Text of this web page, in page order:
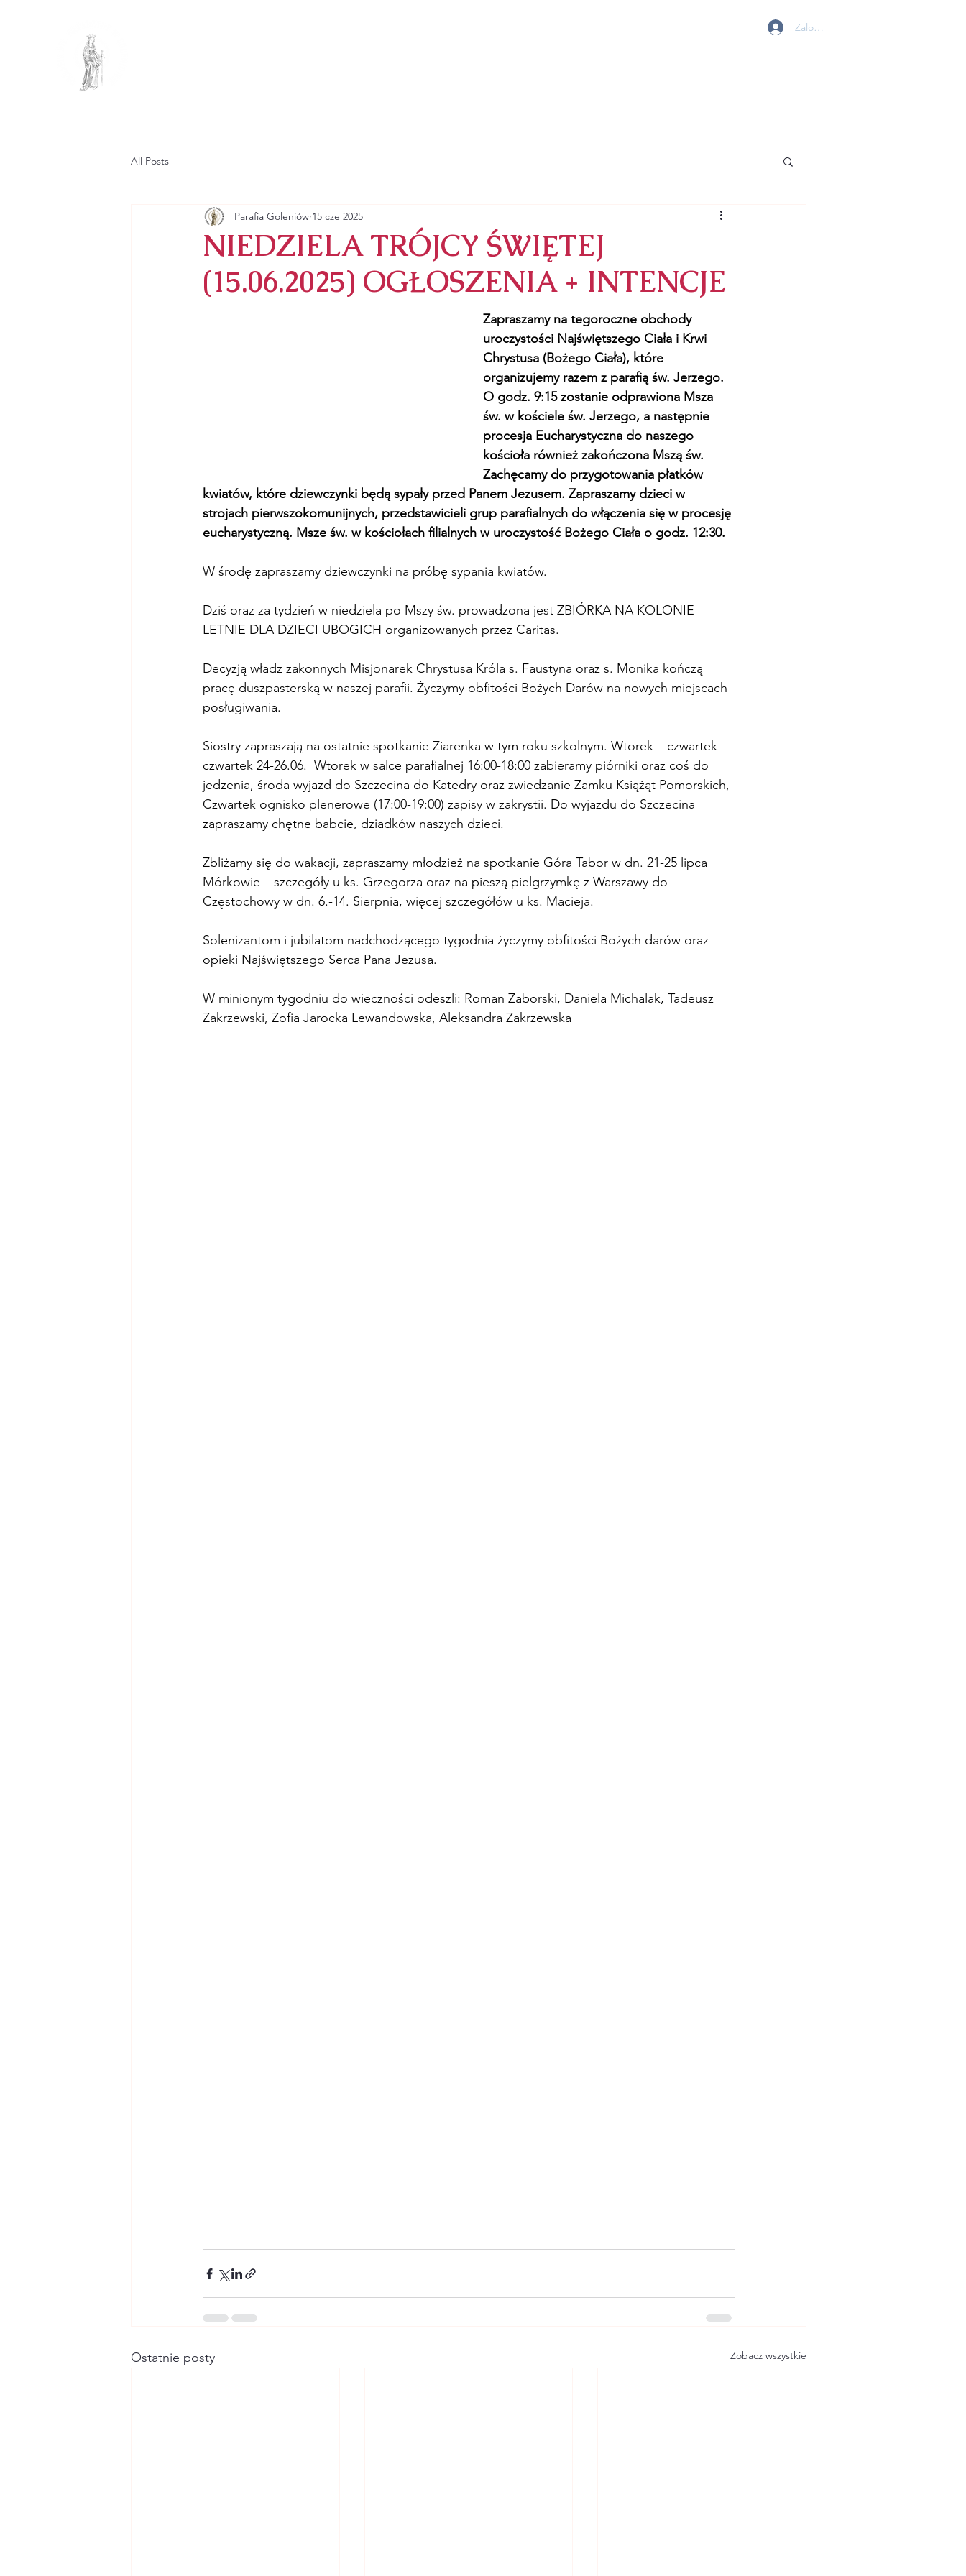
Zaloguj się
All Posts
NIEDZIELA TRÓJCY ŚWIĘTEJ
(15.06.2025) OGŁOSZENIA + INTENCJE
Parafia Goleniów 15 cze 2025
Zapraszamy na tegoroczne obchody
uroczystości Najświętszego Ciała i Krwi
Chrystusa (Bożego Ciała), które
organizujemy razem z parafią św. Jerzego.
O godz. 9:15 zostanie odprawiona Msza
św. w kościele św. Jerzego, a następnie
procesja Eucharystyczna do naszego
kościoła również zakończona Mszą św.
Zachęcamy do przygotowania płatków
kwiatów, które dziewczynki będą sypały przed Panem Jezusem. Zapraszamy dzieci w
strojach pierwszokomunijnych, przedstawicieli grup parafialnych do włączenia się w procesję
eucharystyczną. Msze św. w kościołach filialnych w uroczystość Bożego Ciała o godz. 12:30.
W środę zapraszamy dziewczynki na próbę sypania kwiatów.
Dziś oraz za tydzień w niedziela po Mszy św. prowadzona jest ZBIÓRKA NA KOLONIE
LETNIE DLA DZIECI UBOGICH organizowanych przez Caritas.
Decyzją władz zakonnych Misjonarek Chrystusa Króla s. Faustyna oraz s. Monika kończą
pracę duszpasterską w naszej parafii. Życzymy obfitości Bożych Darów na nowych miejscach
posługiwania.
Siostry zapraszają na ostatnie spotkanie Ziarenka w tym roku szkolnym. Wtorek – czwartek-
czwartek 24-26.06.  Wtorek w salce parafialnej 16:00-18:00 zabieramy piórniki oraz coś do
jedzenia, środa wyjazd do Szczecina do Katedry oraz zwiedzanie Zamku Książąt Pomorskich,
Czwartek ognisko plenerowe (17:00-19:00) zapisy w zakrystii. Do wyjazdu do Szczecina
zapraszamy chętne babcie, dziadków naszych dzieci.
Zbliżamy się do wakacji, zapraszamy młodzież na spotkanie Góra Tabor w dn. 21-25 lipca
Mórkowie – szczegóły u ks. Grzegorza oraz na pieszą pielgrzymkę z Warszawy do
Częstochowy w dn. 6.-14. Sierpnia, więcej szczegółów u ks. Macieja.
Solenizantom i jubilatom nadchodzącego tygodnia życzymy obfitości Bożych darów oraz
opieki Najświętszego Serca Pana Jezusa.
W minionym tygodniu do wieczności odeszli: Roman Zaborski, Daniela Michalak, Tadeusz
Zakrzewski, Zofia Jarocka Lewandowska, Aleksandra Zakrzewska
Ostatnie posty Zobacz wszystkie